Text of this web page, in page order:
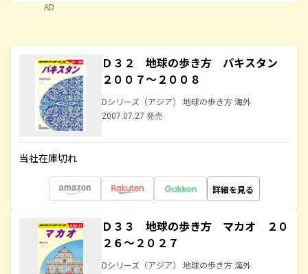
AD
Ｄ３２ 地球の歩き方 パキスタン
２００７～２００８
Dシリーズ（アジア） 地球の歩き方 海外
2007.07.27 発売
当社在庫切れ
詳細を見る
Ｄ３３ 地球の歩き方 マカオ ２０
２６～２０２７
Dシリーズ（アジア） 地球の歩き方 海外